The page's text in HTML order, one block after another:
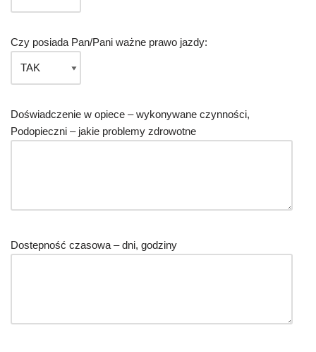
Czy posiada Pan/Pani ważne prawo jazdy:
Doświadczenie w opiece – wykonywane czynności,
Podopieczni – jakie problemy zdrowotne
Dostepność czasowa – dni, godziny